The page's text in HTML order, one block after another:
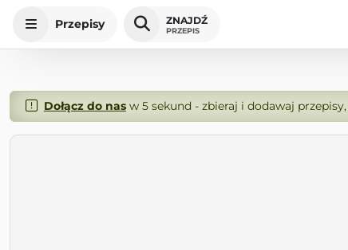
Przepisy ZNAJDŹ
PRZEPIS
Dołącz do nasw 5 sekund - zbieraj i dodawaj